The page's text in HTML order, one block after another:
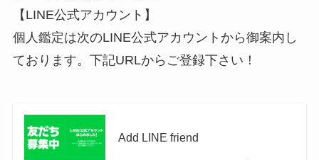
【LINE公式アカウント】
個人鑑定は次のLINE公式アカウントから御案内し
ております。下記URLからご登録下さい！
Add LINE friend